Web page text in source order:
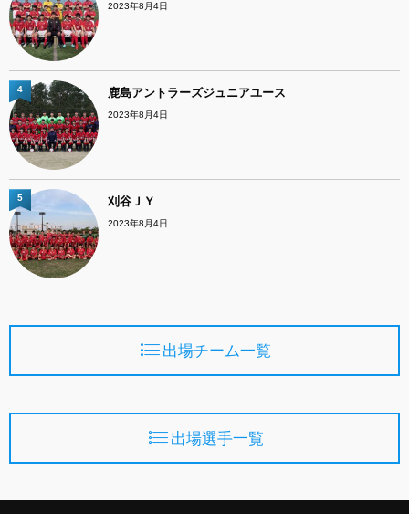
2023年8月4日
鹿島アントラーズジュニアユース
2023年8月4日
4
刈谷ＪＹ
2023年8月4日
5
出場チーム一覧
出場選手一覧